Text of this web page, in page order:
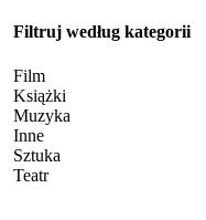
Filtruj według kategorii
Film
Książki
Muzyka
Inne
Sztuka
Teatr